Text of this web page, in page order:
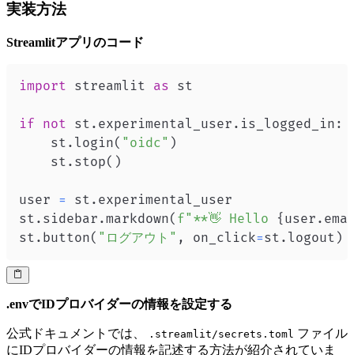
実装方法
Streamlitアプリのコード
import streamlit as
if not st . experimental_user . is_logged_in :
    st
. login( "oidc" )
    st
. stop( )
user = st .
st . sidebar .markdown( f"**👋 Hello { user .
st . button( "ログアウト" , on_click=st . logout )
.envでIDプロバイダーの情報を設定する
公式ドキュメントでは、 .streamlit/secrets.toml ファイル
にIDプロバイダーの情報を記述する方法が紹介されていま